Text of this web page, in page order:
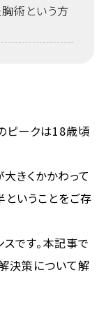
術という方
ピークは18歳頃
きくかかわって
いうことをご存
です。本記事で
決策について解